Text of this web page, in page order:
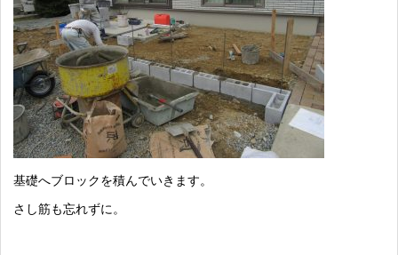
基礎へブロックを積んでいきます。
さし筋も忘れずに。